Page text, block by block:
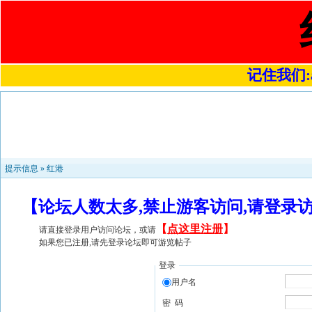
记住我们
提示信息 » 红港
【论坛人数太多,禁止游客访问,请登
请直接登录用户访问论坛，或请 【 点这里注册】
如果您已注册,请先登录论坛即可游览帖子
登录
用户名
密 码